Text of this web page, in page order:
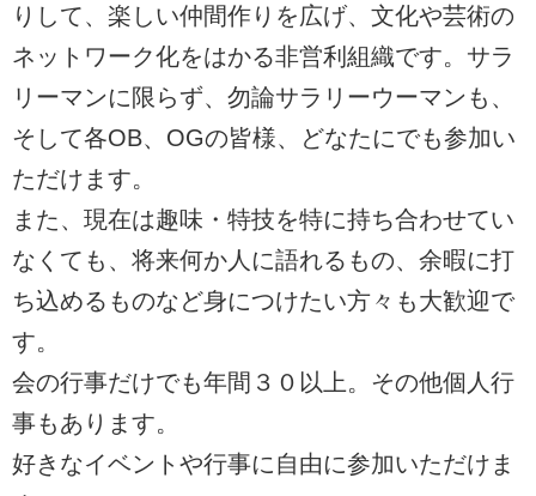
りして、楽しい仲間作りを広げ、文化や芸術の
ネットワーク化をはかる非営利組織です。サラ
リーマンに限らず、勿論サラリーウーマンも、
そして各OB、OGの皆様、どなたにでも参加い
ただけます。
また、現在は趣味・特技を特に持ち合わせてい
なくても、将来何か人に語れるもの、余暇に打
ち込めるものなど身につけたい方々も大歓迎で
す。
会の行事だけでも年間３０以上。その他個人行
事もあります。
好きなイベントや行事に自由に参加いただけま